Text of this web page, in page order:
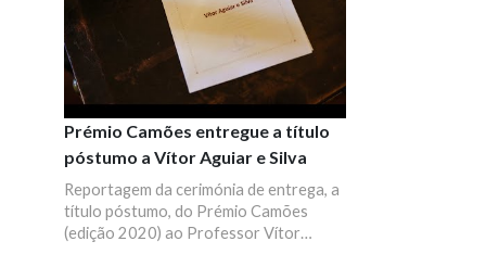
Prémio Camões entregue a título
póstumo a Vítor Aguiar e Silva
Reportagem da cerimónia de entrega, a
título póstumo, do Prémio Camões
(edição 2020) ao Professor Vítor